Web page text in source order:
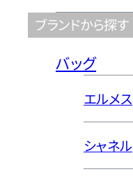
ブランドから探す
バッグ
エルメス
シャネル